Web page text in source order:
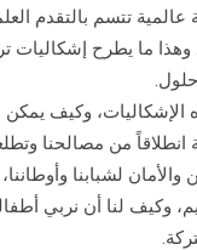
عالمية تتسم بالتقدم
ما يطرح إشكاليات
وكيف يمكن
من مصالحنا
والأمان لشبابنا
وكيف لنا أن نربي